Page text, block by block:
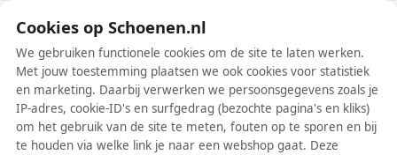
Schoenen.nl
Wis filters Alle filters
Cookies op Schoenen.nl
We gebruiken functionele cookies om de site te laten werken.
Met jouw toestemming plaatsen we ook cookies voor statistiek
en marketing. Daarbij verwerken we persoonsgegevens zoals je
IP-adres, cookie-ID's en surfgedrag (bezochte pagina's en kliks)
om het gebruik van de site te meten, fouten op te sporen en bij
te houden via welke link je naar een webshop gaat. Deze